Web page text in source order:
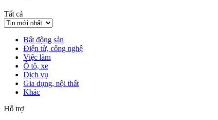
Tất cả
Bất động sản
Điện tử, công nghệ
Việc làm
Ô tô, xe
Dịch vụ
Gia dụng, nội thất
Khác
Hỗ trợ